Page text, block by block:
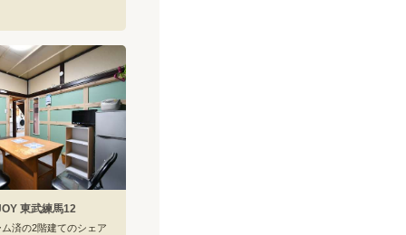
東武練馬12
済の2階建てのシェア